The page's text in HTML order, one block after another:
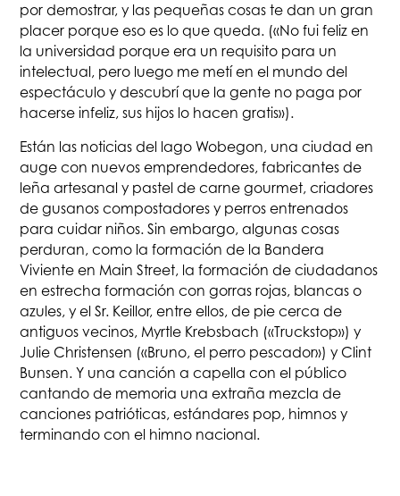
por demostrar, y las pequeñas cosas te dan un gran
placer porque eso es lo que queda. («No fui feliz en
la universidad porque era un requisito para un
intelectual, pero luego me metí en el mundo del
espectáculo y descubrí que la gente no paga por
hacerse infeliz, sus hijos lo hacen gratis»).
Están las noticias del lago Wobegon, una ciudad en
auge con nuevos emprendedores, fabricantes de
leña artesanal y pastel de carne gourmet, criadores
de gusanos compostadores y perros entrenados
para cuidar niños. Sin embargo, algunas cosas
perduran, como la formación de la Bandera
Viviente en Main Street, la formación de ciudadanos
en estrecha formación con gorras rojas, blancas o
azules, y el Sr. Keillor, entre ellos, de pie cerca de
antiguos vecinos, Myrtle Krebsbach («Truckstop») y
Julie Christensen («Bruno, el perro pescador») y Clint
Bunsen. Y una canción a capella con el público
cantando de memoria una extraña mezcla de
canciones patrióticas, estándares pop, himnos y
terminando con el himno nacional.